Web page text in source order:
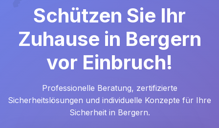
Schützen Sie Ihr
Zuhause in Bergern
vor Einbruch!
Professionelle Beratung, zertifizierte
Sicherheitslösungen und individuelle Konzepte für Ihre
Sicherheit in Bergern.